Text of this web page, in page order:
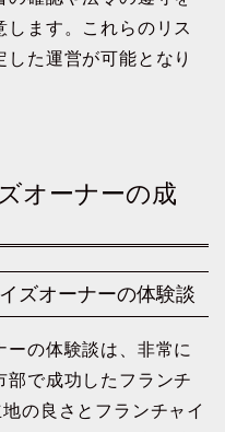
ます。これらのリス
た運営が可能となり
オーナーの成
ズオーナーの体験談
ーの体験談は、非常に
部で成功したフランチ
の良さとフランチャイ